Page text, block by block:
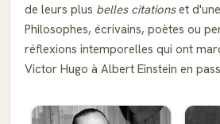
de leurs plus belles citationset
Philosophes, écrivains, poètes ou
réflexions intemporelles qui ont
Victor Hugo à Albert Einstein en